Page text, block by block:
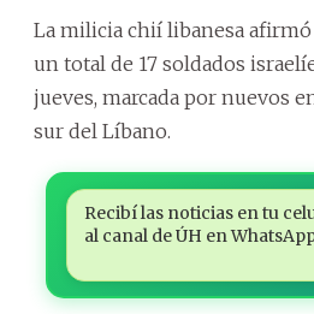
La milicia chií libanesa afirmó
un total de 17 soldados
jueves, marcada por nuevos
sur del Líbano.
Recibí las noticias en tu
al canal de ÚH en